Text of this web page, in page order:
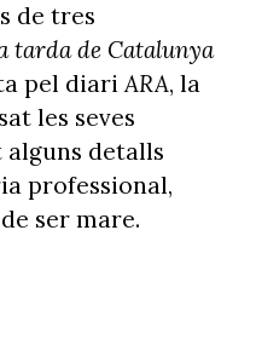
de tres
tarda de Catalunya
pel diariARA, la
les seves
detalls
professional,
ser mare.